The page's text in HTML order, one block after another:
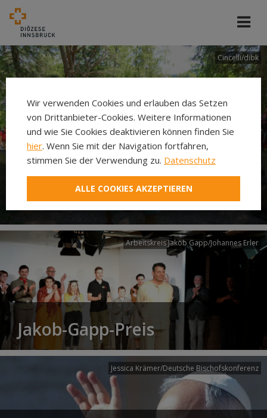
Cincelli/dibk
Neuer Pilgerweg Via
Laudato si’
Arbeitskreis Jakob Gapp/Johannes Erler
Jakob-Gapp-Preis
Jessica Krämer/Deutsche Bischofskonferenz
Wir verwenden Cookies und erlauben das Setzen
von Drittanbieter-Cookies. Weitere Informationen
und wie Sie Cookies deaktivieren können finden Sie
hier. Wenn Sie mit der Navigation fortfahren,
stimmen Sie der Verwendung zu. Datenschutz
ALLE COOKIES AKZEPTIEREN